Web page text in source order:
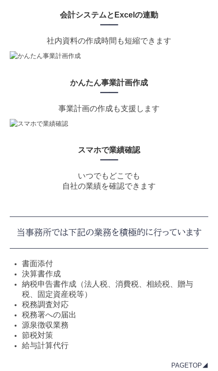
会計システムとExcelの連動
━━
社内資料の作成時間も短縮できます
かんたん事業計画作成
━━
事業計画の作成も支援します
スマホで業績確認
━━
いつでもどこでも
自社の業績を確認できます
当事務所では下記の業務を積極的に行っています
書面添付
決算書作成
納税申告書作成 （法人税、消費税、相続税、贈与
税、固定資産税等）
税務調査対応
税務署への届出
源泉徴収業務
節税対策
給与計算代行
PAGETOP◢